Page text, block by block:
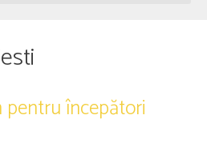
pentru începători